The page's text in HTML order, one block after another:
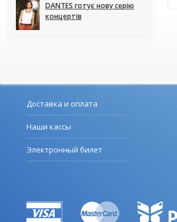
DANTES готує нову серію
концертів
Доставка и оплата
Наши кассы
Электронный билет